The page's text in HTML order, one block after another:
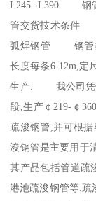
L245--L390 钢管
管交货技术条件
弧焊钢管 钢管
长度每条6-12m,定
生产. 我公司凭借
段,生产￠219-￠
疏浚钢管,并可根
浚钢管是主要用于
其产品包括管道疏
港池疏浚钢管等.疏